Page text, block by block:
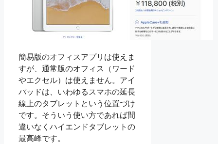
簡易版のオフィスアプリは使えま
すが、通常版のオフィス（ワード
やエクセル）は使えません。アイ
パッドは、いわゆるスマホの延長
線上のタブレットという位置づけ
です。そういう使い方であれば間
違いなくハイエンドタブレットの
最高峰です。